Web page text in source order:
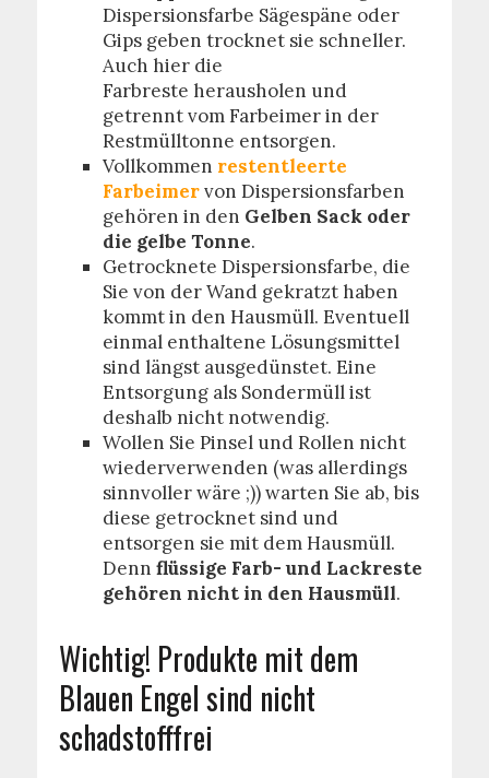
Dispersionsfarbe Sägespäne oder
Gips geben trocknet sie schneller.
Auch hier die
Farbreste herausholen und
getrennt vom Farbeimer in der
Restmülltonne entsorgen.
Vollkommen restentleerte
Farbeimervon Dispersionsfarben
gehören in den Gelben Sack oder
die gelbe Tonne.
Getrocknete Dispersionsfarbe, die
Sie von der Wand gekratzt haben
kommt in den Hausmüll. Eventuell
einmal enthaltene Lösungsmittel
sind längst ausgedünstet. Eine
Entsorgung als Sondermüll ist
deshalb nicht notwendig.
Wollen Sie Pinsel und Rollen nicht
wiederverwenden (was allerdings
sinnvoller wäre ;)) warten Sie ab, bis
diese getrocknet sind und
entsorgen sie mit dem Hausmüll.
Denn flüssige Farb- und Lackreste
gehören nicht in den Hausmüll.
Wichtig! Produkte mit dem
Blauen Engel sind nicht
schadstofffrei